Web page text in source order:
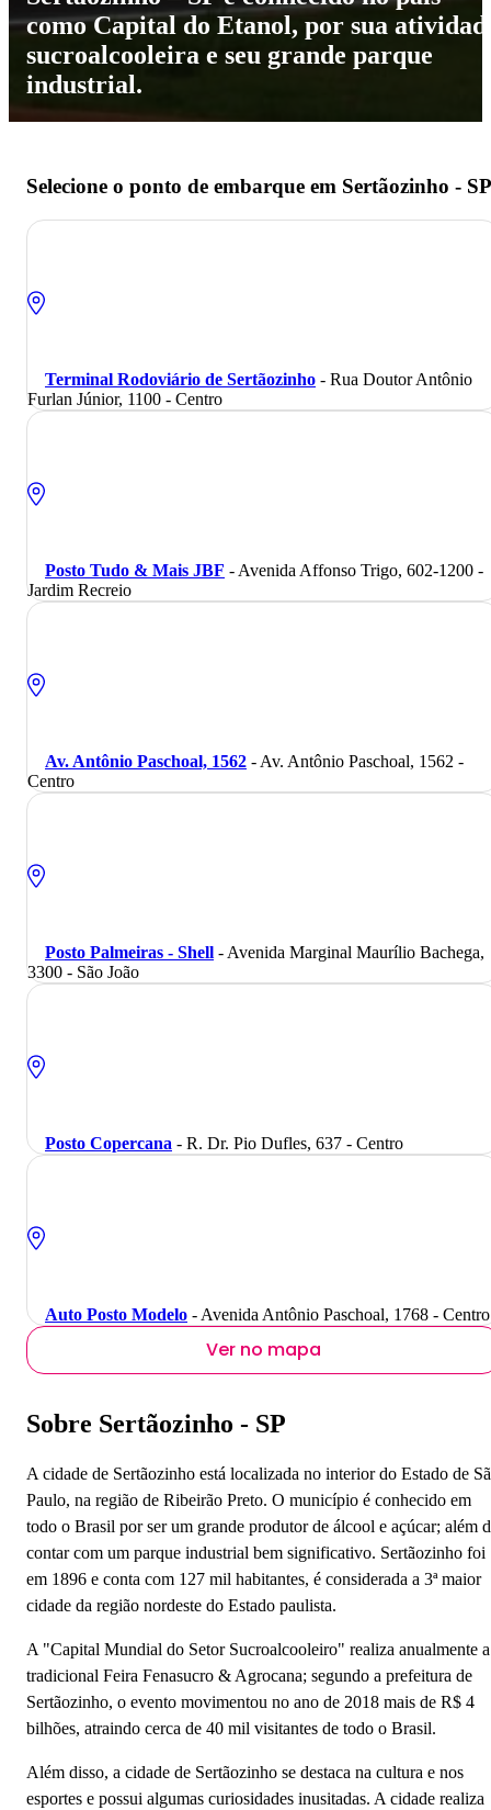
como Capital do Etanol, por sua
sucroalcooleira e seu grande parque
industrial.
Selecione o ponto de embarque em Sertãozinho -
Terminal Rodoviário de Sertãozinho - Rua Doutor Antônio
Furlan Júnior, 1100 - Centro
Posto Tudo & Mais JBF - Avenida Affonso Trigo, 602-1200 -
Jardim Recreio
Av. Antônio Paschoal, 1562 - Av. Antônio Paschoal, 1562 -
Centro
Posto Palmeiras - Shell - Avenida Marginal Maurílio Bachega,
3300 - São João
Posto Copercana - R. Dr. Pio Dufles, 637 - Centro
Auto Posto Modelo - Avenida Antônio Paschoal, 1768 - Centro
Ver no mapa
Sobre Sertãozinho - SP
A cidade de Sertãozinho está localizada no interior do Estado de
Paulo, na região de Ribeirão Preto. O município é conhecido em
todo o Brasil por ser um grande produtor de álcool e açúcar; além
contar com um parque industrial bem significativo. Sertãozinho foi
em 1896 e conta com 127 mil habitantes, é considerada a 3ª maior
cidade da região nordeste do Estado paulista.
A "Capital Mundial do Setor Sucroalcooleiro" realiza anualmente a
tradicional Feira Fenasucro & Agrocana; segundo a prefeitura de
Sertãozinho, o evento movimentou no ano de 2018 mais de R$ 4
bilhões, atraindo cerca de 40 mil visitantes de todo o Brasil.
Além disso, a cidade de Sertãozinho se destaca na cultura e nos
esportes e possui algumas curiosidades inusitadas. A cidade realiza